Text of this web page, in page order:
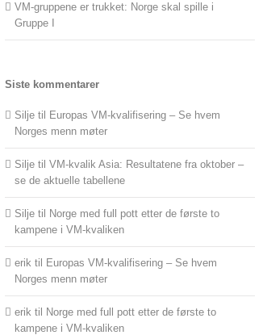
VM-gruppene er trukket: Norge skal spille i
Gruppe I
Siste kommentarer
Silje til Europas VM-kvalifisering – Se hvem
Norges menn møter
Silje tilVM-kvalik Asia: Resultatene fra oktober –
se de aktuelle tabellene
Silje til Norge med full pott etter de første to
kampene i VM-kvaliken
erik til Europas VM-kvalifisering – Se hvem
Norges menn møter
erik til Norge med full pott etter de første to
kampene i VM-kvaliken